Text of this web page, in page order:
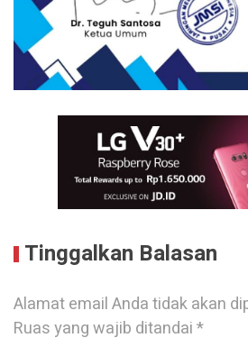
Tinggalkan Balasan
Alamat email Anda tidak akan
Ruas yang wajib ditandai*